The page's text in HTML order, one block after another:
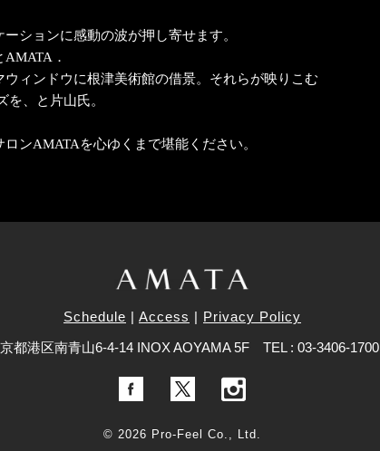
ションに感動の波が押し寄せます。
．
ィンドウに根津美術館の借景。それらが映りこむ
、と片山氏。
ンAMATAを心ゆくまで堪能ください。
Schedule Access
Privacy Policy
都港区南青山6-4-14 INOX AOYAMA 5F TEL : 03-3406-1700
© 2026 Pro-Feel Co., Ltd.